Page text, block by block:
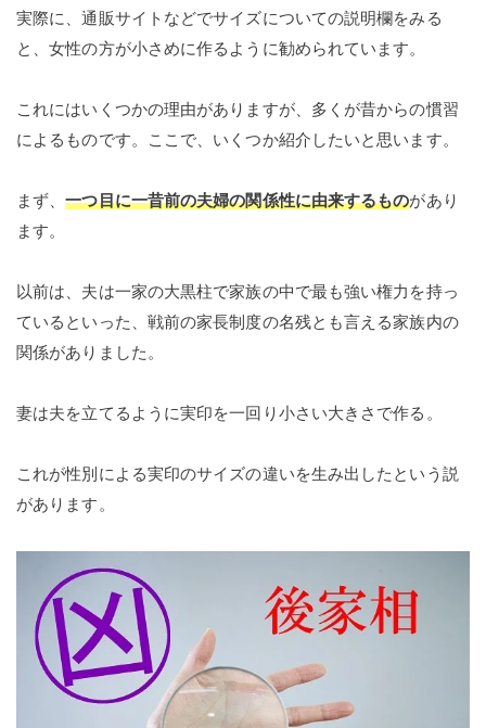
実際に、通販サイトなどでサイズについての説明欄をみる
と、女性の方が小さめに作るように勧められています。
これにはいくつかの理由がありますが、多くが昔からの慣習
によるものです。ここで、いくつか紹介したいと思います。
まず、一つ目に一昔前の夫婦の関係性に由来するものがあり
ます。
以前は、夫は一家の大黒柱で家族の中で最も強い権力を持っ
ているといった、戦前の家長制度の名残とも言える家族内の
関係がありました。
妻は夫を立てるように実印を一回り小さい大きさで作る。
これが性別による実印のサイズの違いを生み出したという説
があります。